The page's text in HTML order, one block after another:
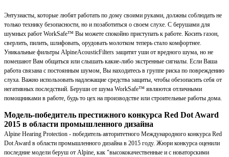
Энтузиасты, которые любят работать по дому своими руками, должны соблюдать не
только технику безопасности, но и позаботиться о своем слухе. С берушами для
шумных работ WorkSafe™ Вы можете спокойно приступать к работе. Косить газон,
сверлить, пилить, шлифовать, орудовать молотком теперь стало комфортнее.
Уникальные фильтры AlpineAcousticFilters защитят уши от вредного шума, но не
помешают Вам общаться или слышать какие-либо экстренные сигналы. Если Ваша
работа связана с постоянным шумом, Вы находитесь в группе риска по повреждению
слуха. Важно использовать надлежащие средства защиты, чтобы обезопасить себя от
негативных последствий. Беруши от шума WorkSafe™ являются отличными
помощниками в работе, будь то цех на производстве или строительные работы дома.
Модель-победитель престижного конкурса Red Dot Award
2015 в области промышленного дизайна
Alpine Hearing Protection - победитель авторитетного Международного конкурса Red
Dot Award в области промышленного дизайна в 2015 году. Жюри конкурса оценили
последние модели беруш от Alpine, как "высококачественные и с новаторскими